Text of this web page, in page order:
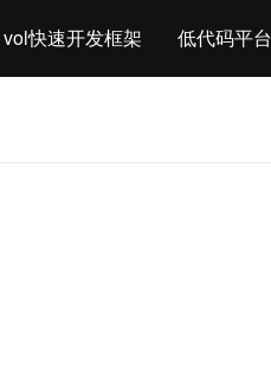
vol快速开发框架 低代码平台